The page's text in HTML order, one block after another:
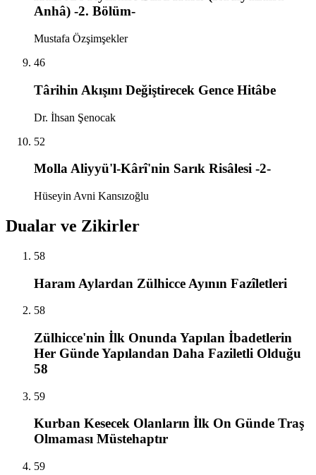
Anhâ) -2. Bölüm-
Mustafa Özşimşekler
46
Târihin Akışını Değiştirecek Gence Hitâbe
Dr. İhsan Şenocak
52
Molla Aliyyü'l-Kârî'nin Sarık Risâlesi -2-
Hüseyin Avni Kansızoğlu
Dualar ve Zikirler
58
Haram Aylardan Zülhicce Ayının Fazîletleri
58
Zülhicce'nin İlk Onunda Yapılan İbadetlerin
Her Günde Yapılandan Daha Faziletli Olduğu
58
59
Kurban Kesecek Olanların İlk On Günde Traş
Olmaması Müstehaptır
59